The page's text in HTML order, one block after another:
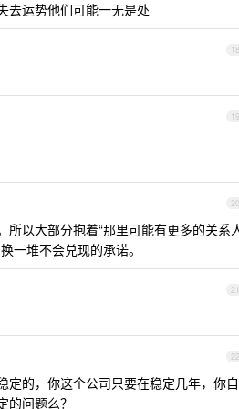
去运势他们可能一无是处
18
19
20
以大部分抱着“那里可能有更多的关系
一堆不会兑现的承诺。
21
22
的，你这个公司只要在稳定几年，你自
问题么？